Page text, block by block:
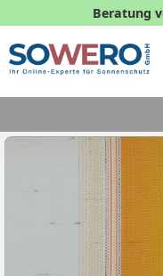
Beratung